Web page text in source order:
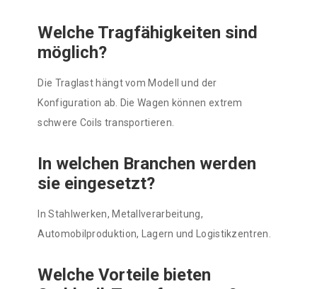
Welche Tragfähigkeiten sind
möglich?
Die Traglast hängt vom Modell und der
Konfiguration ab. Die Wagen können extrem
schwere Coils transportieren.
In welchen Branchen werden
sie eingesetzt?
In Stahlwerken, Metallverarbeitung,
Automobilproduktion, Lagern und Logistikzentren.
Welche Vorteile bieten